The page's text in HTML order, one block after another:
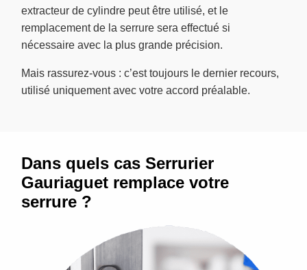
extracteur de cylindre peut être utilisé, et le
remplacement de la serrure sera effectué si
nécessaire avec la plus grande précision.
Mais rassurez-vous : c’est toujours le dernier recours,
utilisé uniquement avec votre accord préalable.
Dans quels cas Serrurier
Gauriaguet remplace votre
serrure ?